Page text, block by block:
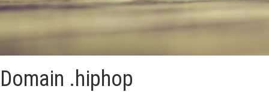
Domain .hiphop